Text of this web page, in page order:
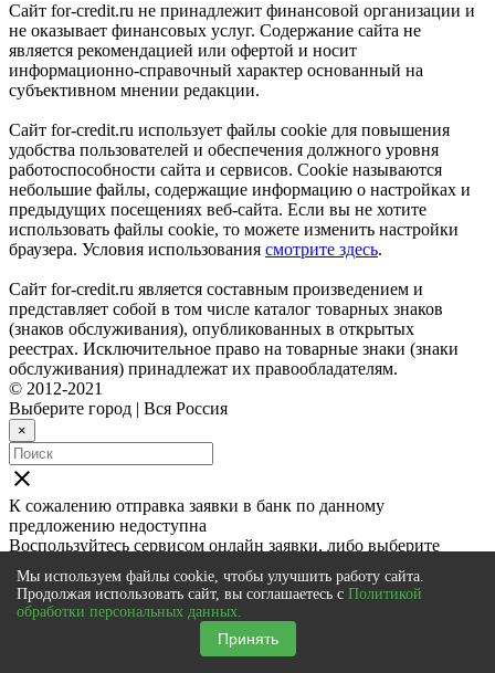
Сайт for-credit.ru не принадлежит финансовой организации и
не оказывает финансовых услуг. Содержание сайта не
является рекомендацией или офертой и носит
информационно-справочный характер основанный на
субъективном мнении редакции.
Сайт for-credit.ru использует файлы cookie для повышения
удобства пользователей и обеспечения должного уровня
работоспособности сайта и сервисов. Cookie называются
небольшие файлы, содержащие информацию о настройках и
предыдущих посещениях веб-сайта. Если вы не хотите
использовать файлы cookie, то можете изменить настройки
браузера. Условия использования смотрите здесь.
Сайт for-credit.ru является составным произведением и
представляет собой в том числе каталог товарных знаков
(знаков обслуживания), опубликованных в открытых
реестрах. Исключительное право на товарные знаки (знаки
обслуживания) принадлежат их правообладателям.
© 2012-2021
Выберите город | Вся Россия
×
close
К сожалению отправка заявки в банк по данному
предложению недоступна
Воспользуйтесь сервисом онлайн заявки, либо выберите
Онлайн заявка на кредит во все банки
Просто заполните единую анкету и за 1 час ее одобрят до 5
банков
Мы используем файлы cookie, чтобы улучшить работу сайта.
Продолжая использовать сайт, вы соглашаетесь с Политикой
обработки персональных данных.
Принять